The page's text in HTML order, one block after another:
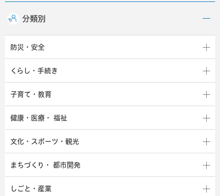
分類別
防災・安全
くらし・手続き
子育て・教育
健康・医療・ 福祉
文化・スポーツ・観光
まちづくり・ 都市開発
しごと・産業